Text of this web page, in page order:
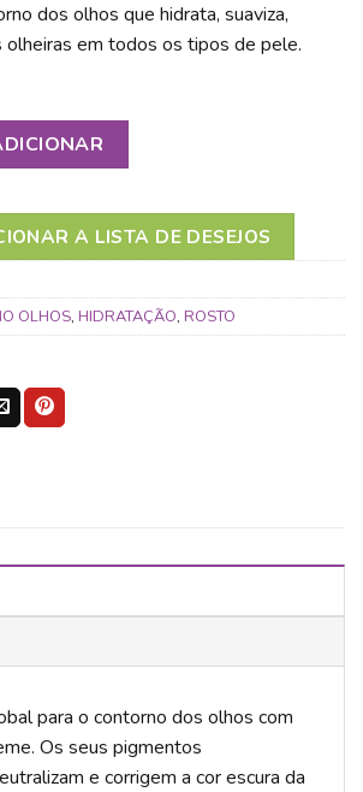
dos olhos que hidrata, suaviza,
olheiras em todos os tipos de pele.
CREME CONTORNO DE OLHOS
A LISTA DE DESEJOS
OLHOS, HIDRATAÇÃO, ROSTO
para o contorno dos olhos com
Os seus pigmentos
e corrigem a cor escura da